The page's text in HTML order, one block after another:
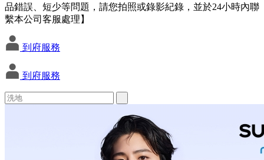
品錯誤、短少等問題，請您拍照或錄影紀錄，並於24小時內聯
繫本公司客服處理】
到府服務
到府服務